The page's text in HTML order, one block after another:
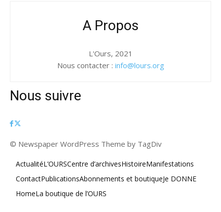
A Propos
L'Ours, 2021
Nous contacter : info@lours.org
Nous suivre
© Newspaper WordPress Theme by TagDiv
ActualitéL’OURSCentre d’archivesHistoireManifestations
ContactPublicationsAbonnements et boutiqueJe DONNE
HomeLa boutique de l’OURS